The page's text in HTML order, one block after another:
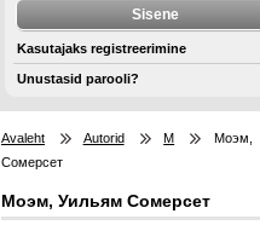
Kasutajaks registreerimine
Unustasid parooli?
Avaleht Autorid М
Моэм,
Сомерсет
Моэм, Уильям Сомерсет